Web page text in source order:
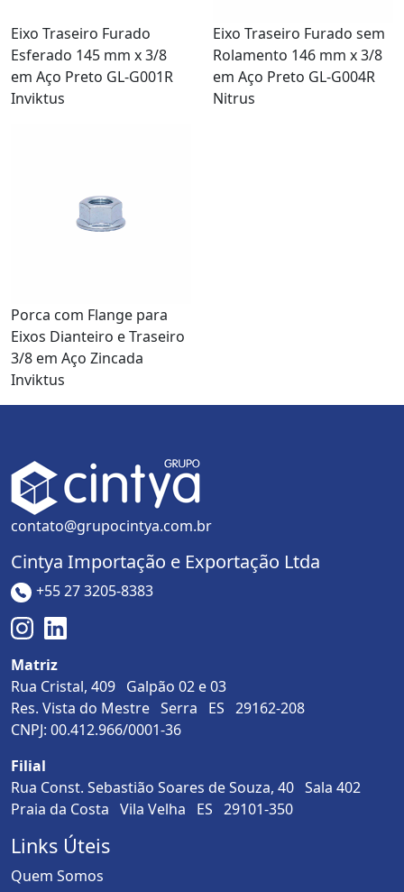
Eixo Traseiro Furado
Esferado 145 mm x 3/8
em Aço Preto GL-G001R
Inviktus
Eixo Traseiro Furado sem
Rolamento 146 mm x 3/8
em Aço Preto GL-G004R
Nitrus
Porca com Flange para
Eixos Dianteiro e Traseiro
3/8 em Aço Zincada
Inviktus
contato@grupocintya.com.br
Cintya Importação e Exportação Ltda
+55 27 3205-8383
Matriz
Rua Cristal, 409 Galpão 02 e 03
Res. Vista do Mestre Serra ES 29162-208
CNPJ: 00.412.966/0001-36
Filial
Rua Const. Sebastião Soares de Souza, 40 Sala 402
Praia da Costa Vila Velha ES 29101-350
Links Úteis
Quem Somos